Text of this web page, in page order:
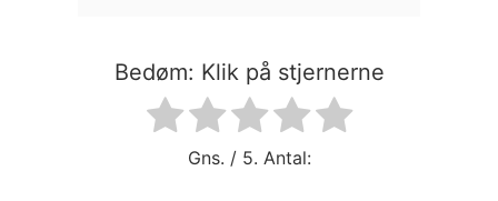
Bedøm: Klik på stjernerne
Gns. / 5. Antal: